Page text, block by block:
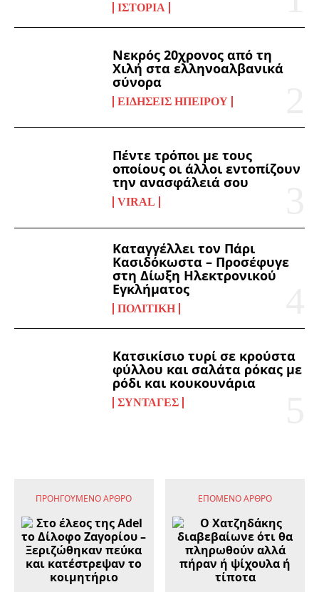
ΙΣΤΟΡΊΑ
Νεκρός 20χρονος από τη
Χιλή στα ελληνοαλβανικά
σύνορα
ΕΙΔΉΣΕΙΣ ΗΠΕΊΡΟΥ
Πέντε τρόποι με τους
οποίους οι άλλοι εντοπίζουν
την ανασφάλειά σου
VIRAL
Καταγγέλλει τον Πάρι
Κασιδόκωστα – Προσέφυγε
στη Δίωξη Ηλεκτρονικού
Εγκλήματος
ΠΟΛΙΤΙΚΉ
Κατσικίσιο τυρί σε κρούστα
φύλλου και σαλάτα ρόκας με
ρόδι και κουκουνάρια
ΣΥΝΤΑΓΈΣ
ΠΡΟΗΓΟΎΜΕΝΟ ΆΡΘΡΟ ΕΠΌΜΕΝΟ ΆΡΘΡΟ